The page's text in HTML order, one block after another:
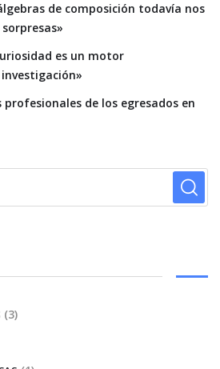
de composición todavía nos
es un motor
profesionales de los egresados en
(3)